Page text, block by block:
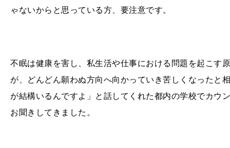
ゃないからと思っている方、要注意です。
不眠は健康を害し、私生活や仕事における問題を起こす
が、どんどん願わぬ方向へ向かっていき苦しくなったと
が結構いるんですよ」と話してくれた都内の学校でカウ
お聞きしてきました。